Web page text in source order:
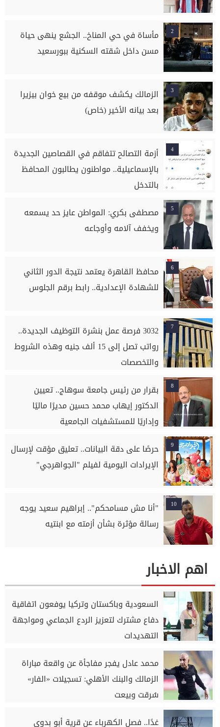
2
مأساة في حي المناخ.. الجشع ينهى حياة
مسن داخل شقته السكنية ببورسعيد
3
الزمالك يكشف موقفه من بيع خوان بيزيرا
بعد بيانه الأخير (خاص)
4
أزمة التصالح تتفاقم في القصاصين الجديدة
بالإسماعيلية.. مواطنون يطالبون المحافظ
بالتدخل
5
مصطفى بكري: المواطن عايز حد يسمعه
ويخفف آلامه وأوجاعه
6
محافظ القاهرة يعتمد نتيجة الدور الثاني
للشهادة الإعدادية.. رابط برقم الجلوس
7
3032 فرصة عمل بنشرة التوظيف الجديدة..
رواتب تصل إلى 15 ألف جنيه وهذه الشروط
والتخصصات
8
بقرار من رئيس جامعة سوهاج.. تعيين
الدكتور إيهاب محمد حسين مديرًا ماليًا
وإداريًا للمستشفيات الجامعية
9
حرصًا على دقة البيانات.. تعليق مؤقت لإرسال
الإيرادات اليومية لفيلم "الجواهرجي"
10
"أنا مش مسامحكم".. إبراهيم سعيد يوجه
رسالة مؤثرة بشأن أزمته مع ابنتيه
اهم الاخبار
السعودية وباكستان وتركيا يوفعون اتفاقية
دفاع مشترك لتعزيز الردع الجماعي ومواجهة
التهديدات
محمد عادل يفجر مفاجأة عن واقعة مباراة
الزمالك والبنك الأهلي: تسجيلات «الفار»
سُرقت وبيعت
غدًا.. فصل الكهرباء عن قرية أبو بدوي